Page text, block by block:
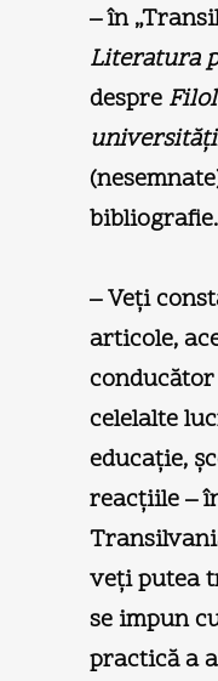
– în
Literatura
despre
bibliografie.
– Veţi
articole,
celelalte
educaţie,
reacţiile –
veţi putea
se impun
practică a